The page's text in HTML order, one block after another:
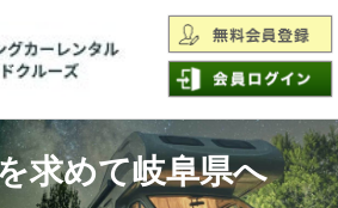
求めて岐阜県へ